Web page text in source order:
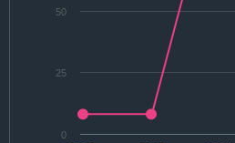
0
25
50